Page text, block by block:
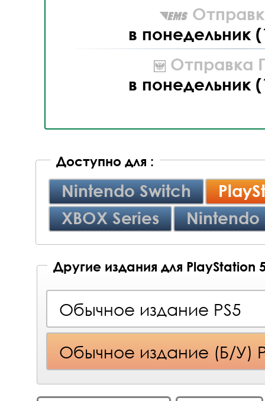
в понедельник
Отправка
в понедельник
Доступно для :
Nintendo Switch
XBOX Series
Nintendo
Другие издания для PlayStation
Обычное издание PS5
Обычное издание (Б/У)